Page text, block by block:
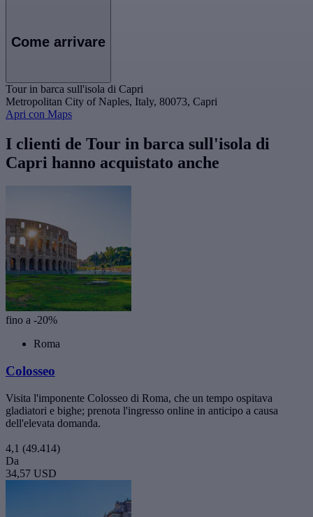
Come arrivare
Tour in barca sull'isola di Capri
Metropolitan City of Naples, Italy, 80073, Capri
Apri con Maps
I clienti de Tour in barca sull'isola di
Capri hanno acquistato anche
fino a -20%
Roma
Colosseo
Visita l'imponente Colosseo di Roma, che un tempo ospitava
gladiatori e bighe; prenota l'ingresso online in anticipo a causa
dell'elevata domanda.
4,1 (49.414)
Da
34,57 USD